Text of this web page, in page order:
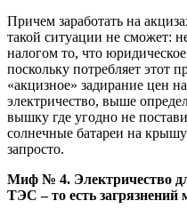
Причем заработать на
такой ситуации не сможет:
налогом то, что
поскольку потребляет этот
«акцизное» задирание цен
электричество, выше
вышку где угодно не
солнечные батареи на
запросто.
Миф № 4. Электричество
ТЭС – то есть загрязнений